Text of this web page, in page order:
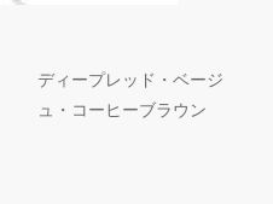
ディープレッド・ベージ
ュ・コーヒーブラウン